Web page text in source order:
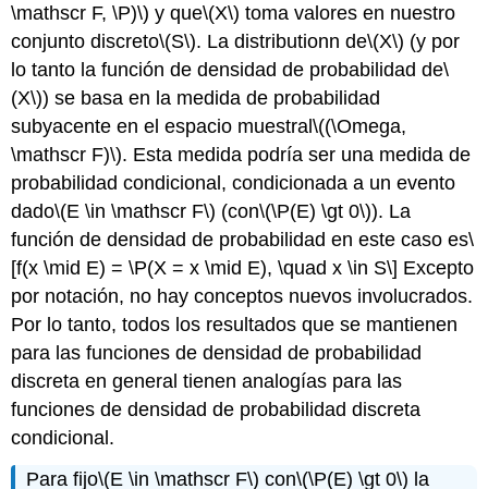
\mathscr F, \P)\) y que\(X\) toma valores en nuestro
conjunto discreto\(S\). La distributionn de\(X\) (y por
lo tanto la función de densidad de probabilidad de\
(X\)) se basa en la medida de probabilidad
subyacente en el espacio muestral\((\Omega,
\mathscr F)\). Esta medida podría ser una medida de
probabilidad condicional, condicionada a un evento
dado\(E \in \mathscr F\) (con\(\P(E) \gt 0\)). La
función de densidad de probabilidad en este caso es\
[f(x \mid E) = \P(X = x \mid E), \quad x \in S\] Excepto
por notación, no hay conceptos nuevos involucrados.
Por lo tanto, todos los resultados que se mantienen
para las funciones de densidad de probabilidad
discreta en general tienen analogías para las
funciones de densidad de probabilidad discreta
condicional.
Para fijo\(E \in \mathscr F\) con\(\P(E) \gt 0\) la